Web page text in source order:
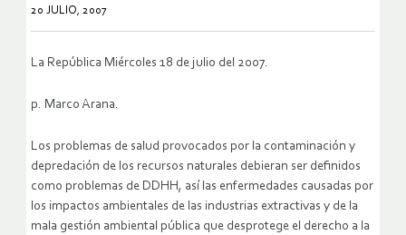
20 JULIO, 2007
La República Miércoles 18 de julio del 2007.
p. Marco Arana.
Los problemas de salud provocados por la contaminación y
depredación de los recursos naturales debieran ser definidos
como problemas de DDHH, así las enfermedades causadas por
los impactos ambientales de las industrias extractivas y de la
mala gestión ambiental pública que desprotege el derecho a la